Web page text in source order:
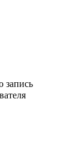
запись